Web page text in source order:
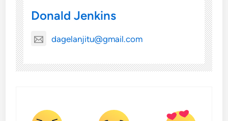
Donald Jenkins
dagelanjitu@gmail.com